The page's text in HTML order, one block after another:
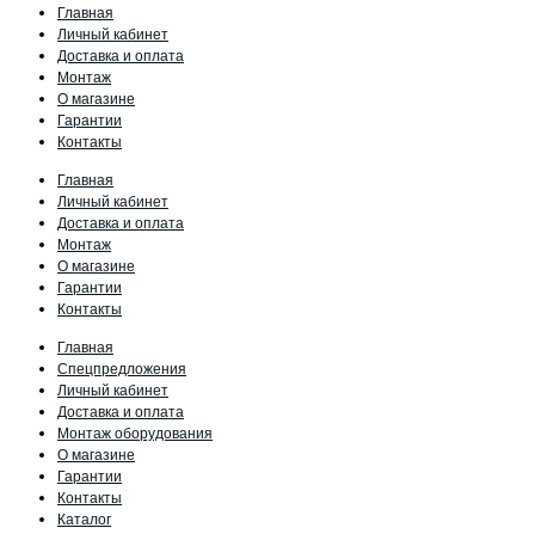
Главная
Личный кабинет
Доставка и оплата
Монтаж
О магазине
Гарантии
Контакты
Главная
Личный кабинет
Доставка и оплата
Монтаж
О магазине
Гарантии
Контакты
Главная
Спецпредложения
Личный кабинет
Доставка и оплата
Монтаж оборудования
О магазине
Гарантии
Контакты
Каталог